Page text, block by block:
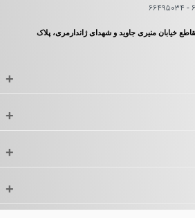
خیابان منیری جاوید و شهدای ژاندارمری، پلاک
+
+
+
+